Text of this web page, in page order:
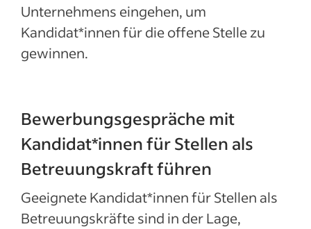
Unternehmens eingehen, um
Kandidat*innen für die offene Stelle zu
gewinnen.
Bewerbungsgespräche mit
Kandidat*innen für Stellen als
Betreuungskraft führen
Geeignete Kandidat*innen für Stellen als
Betreuungskräfte sind in der Lage,